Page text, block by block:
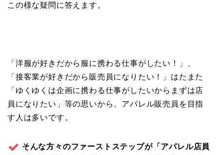
この様な疑問に答えます。
「洋服が好きだから服に携わる仕事がしたい！」、
「接客業が好きだから販売員になりたい！」はたまた
「ゆくゆくは企画に携わる仕事がしたいからまずは店
員になりたい」等の思いから、アパレル販売員を目指
す人は多いです。
そんな方々のファーストステップが「アパレル店員